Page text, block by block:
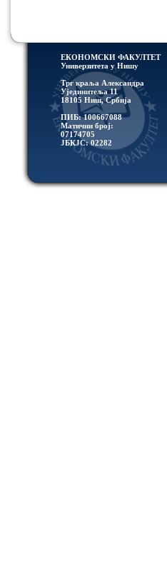
ЕКОНОМСКИ ФАКУЛТЕТ
Универзитетa у Нишу
Трг краља Александра
Ујединитеља 11
18105 Ниш, Србија
ПИБ: 100667088
Матични број:
07174705
ЈБКЈС: 02282